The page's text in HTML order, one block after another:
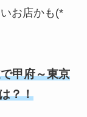
お店かも(*
甲府～東京
？！